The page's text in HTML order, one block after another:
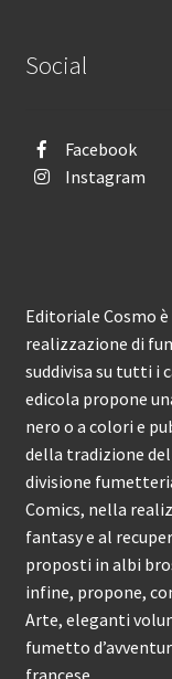
Social
Facebook
Instagram
Editoriale Cosmo
realizzazione di
suddivisa su tutti i
edicola propone
nero o a colori e
della tradizione
divisione
Comics, nella
fantasy e al
proposti in albi
infine, propone,
Arte, eleganti
fumetto